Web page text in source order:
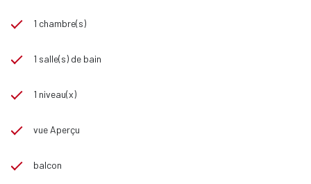
1 chambre(s)
1 salle(s) de bain
1 niveau(x)
vue Aperçu
balcon